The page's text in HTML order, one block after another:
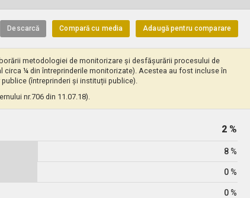
Adaugă pentru comparare
Compară cu media
Descarcă
metodologiei de monitorizare și desfășurării procesului de
circa ¼ din întreprinderile monitorizate). Acestea au fost incluse în
(întreprinderi și instituții publice).
nr.706 din 11.07.18).
2 %
8 %
0 %
0 %